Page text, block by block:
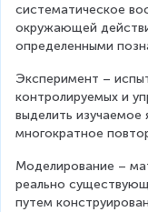
систематическое
окружающей
определенными
Эксперимент –
контролируемых и
выделить
многократное
Моделирование –
реально
путем